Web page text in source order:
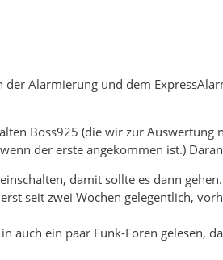
Alarmierung und dem
Boss925 (die wir zur Auswertung
der erste angekommen ist.)
damit sollte es dann
seit zwei Wochen gelegentlich,
auch ein paar Funk-Foren gelesen,